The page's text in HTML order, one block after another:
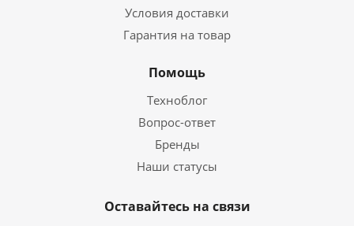
Условия доставки
Гарантия на товар
Помощь
Техноблог
Вопрос-ответ
Бренды
Наши статусы
Оставайтесь на связи